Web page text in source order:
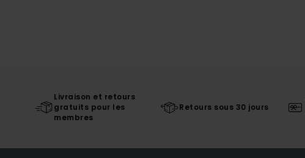
Livraison et retours
gratuits pour les
membres
Retours sous 30 jours